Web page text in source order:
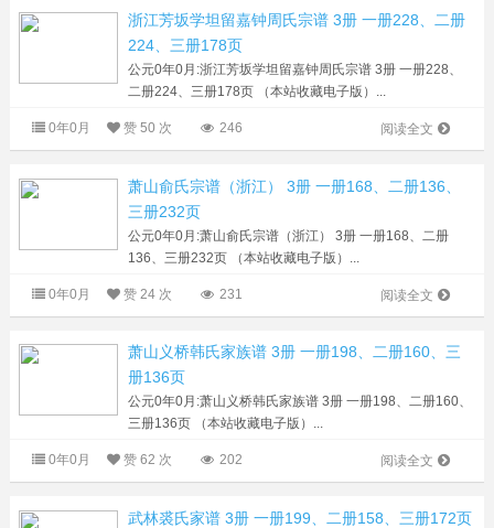
浙江芳坂学坦留嘉钟周氏宗谱 3册 一册228、二册
224、三册178页
公元0年0月:浙江芳坂学坦留嘉钟周氏宗谱 3册 一册228、
二册224、三册178页 （本站收藏电子版）...
阅读全文
0年0月 赞50 次 246
萧山俞氏宗谱（浙江） 3册 一册168、二册136、
三册232页
公元0年0月:萧山俞氏宗谱（浙江） 3册 一册168、二册
136、三册232页 （本站收藏电子版）...
阅读全文
0年0月 赞 24 次 231
萧山义桥韩氏家族谱 3册 一册198、二册160、三
册136页
公元0年0月:萧山义桥韩氏家族谱 3册 一册198、二册160、
三册136页 （本站收藏电子版）...
阅读全文
0年0月 赞62 次 202
武林裘氏家谱 3册 一册199、二册158、三册172页